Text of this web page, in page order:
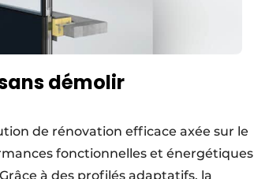
démolir
de rénovation efficace axée sur le
fonctionnelles et énergétiques
à des profilés adaptatifs, la